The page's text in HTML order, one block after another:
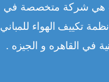
هي شركة متخصصة في
تكييف الهواء للمباني
في القاهره و الجيزه .